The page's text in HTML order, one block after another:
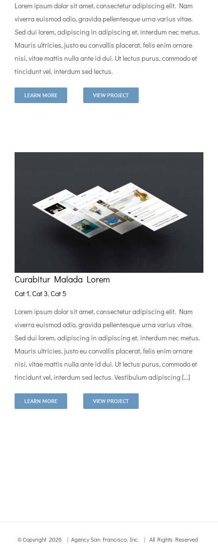
Lorem ipsum dolor sit amet, consectetur adipiscing elit. Nam
viverra euismod odio, gravida pellentesque urna varius vitae.
Sed dui lorem, adipiscing in adipiscing et, interdum nec metus.
Mauris ultricies, justo eu convallis placerat, felis enim ornare
nisi, vitae mattis nulla ante id dui. Ut lectus purus, commodo et
tincidunt vel, interdum sed lectus.
LEARN MORE VIEW PROJECT
Curabitur Malada Lorem
Cat 1, Cat 3, Cat 5
Lorem ipsum dolor sit amet, consectetur adipiscing elit. Nam
viverra euismod odio, gravida pellentesque urna varius vitae.
Sed dui lorem, adipiscing in adipiscing et, interdum nec metus.
Mauris ultricies, justo eu convallis placerat, felis enim ornare
nisi, vitae mattis nulla ante id dui. Ut lectus purus, commodo et
tincidunt vel, interdum sed lectus. Vestibulum adipiscing [...]
LEARN MORE VIEW PROJECT
© Copyright 2026 | Agency San Francisco, Inc. | All Rights Reserved